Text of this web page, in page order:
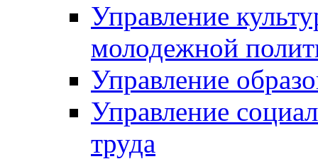
Управление
молодежной
Управление
Управление
труда